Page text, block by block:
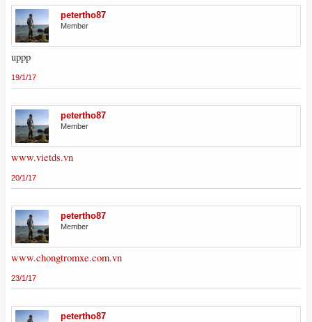
petertho87
Member
uppp
19/1/17
petertho87
Member
www.vietds.vn
20/1/17
petertho87
Member
www.chongtromxe.com.vn
23/1/17
petertho87